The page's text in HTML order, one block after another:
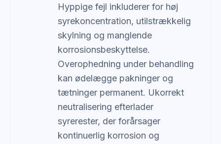
Hyppige fejl inkluderer for høj
syrekoncentration, utilstrækkelig
skylning og manglende
korrosionsbeskyttelse.
Overophedning under behandling
kan ødelægge pakninger og
tætninger permanent. Ukorrekt
neutralisering efterlader
syrerester, der forårsager
kontinuerlig korrosion og